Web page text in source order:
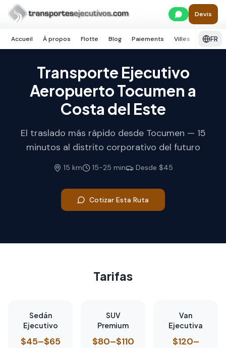
Skip to main content
Devis
Accueil À propos Flotte Blog Paiements Villes Services
FR
Inicio Panamá Ciudad de Panamá Costa del Este
Transporte Ejecutivo
Aeropuerto Tocumen a
Costa del Este
El traslado más rápido desde Tocumen — 15
minutos al distrito corporativo del futuro
15 km 15-25 min Desde $45
Cotizar Esta Ruta
Tarifas
Sedán
Ejecutivo
$45–$65
SUV
Premium
$80–$110
Van
Ejecutiva
$120–